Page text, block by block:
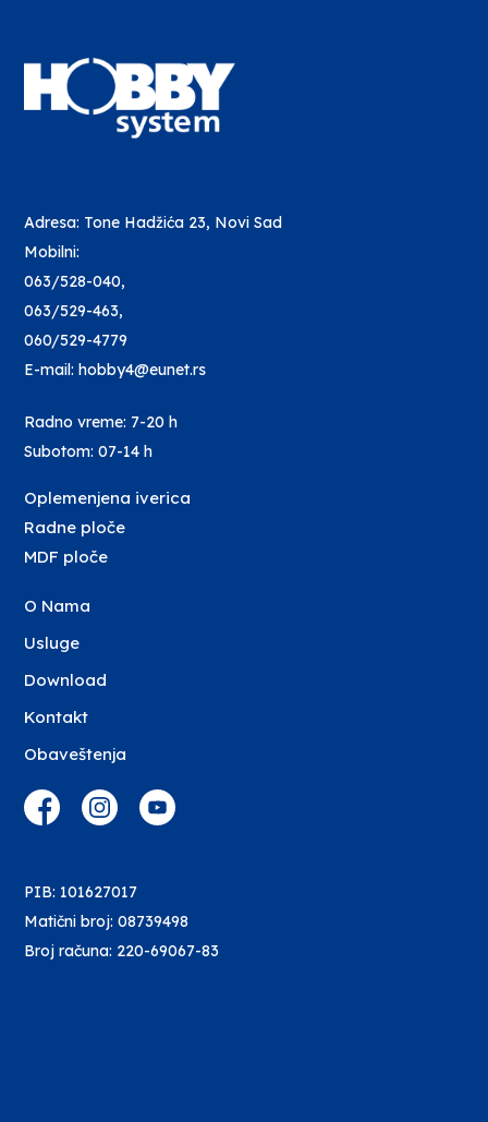
Adresa: Tone Hadžića 23, Novi Sad
Mobilni:
063/528-040,
063/529-463,
060/529-4779
E-mail: hobby4@eunet.rs
Radno vreme: 7-20 h
Subotom: 07-14 h
Oplemenjena iverica
Radne ploče
MDF ploče
O Nama
Usluge
Download
Kontakt
Obaveštenja
PIB: 101627017
Matični broj: 08739498
Broj računa: 220-69067-83